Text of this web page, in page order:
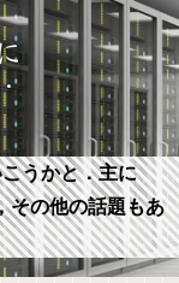
うかと．主に
その他の話題もあ